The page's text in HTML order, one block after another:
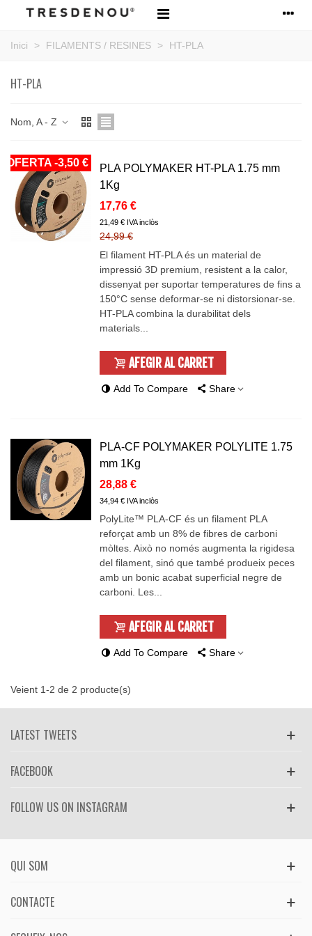
Inici > FILAMENTS / RESINES > HT-PLA
HT-PLA
Nom, A - Z
OFERTA -3,50 €
PLA POLYMAKER HT-PLA 1.75 mm
1Kg
17,76 €
21,49 € IVA inclòs
24,99 €
El filament HT-PLA és un material de
impressió 3D premium, resistent a la calor,
dissenyat per suportar temperatures de fins a
150°C sense deformar-se ni distorsionar-se.
HT-PLA combina la durabilitat dels
materials...
AFEGIR AL CARRET
Add To Compare Share
PLA-CF POLYMAKER POLYLITE 1.75
mm 1Kg
28,88 €
34,94 € IVA inclòs
PolyLite™ PLA-CF és un filament PLA
reforçat amb un 8% de fibres de carboni
mòltes. Això no només augmenta la rigidesa
del filament, sinó que també produeix peces
amb un bonic acabat superficial negre de
carboni. Les...
AFEGIR AL CARRET
Add To Compare Share
Veient 1-2 de 2 producte(s)
LATEST TWEETS
FACEBOOK
FOLLOW US ON INSTAGRAM
QUI SOM
CONTACTE